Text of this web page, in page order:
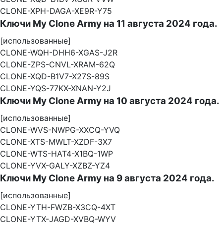
CLONE-XPH-DAGA-XE9R-Y75
Ключи My Clone Army на 11 августа 2024 года.
[использованные]
CLONE-WQH-DHH6-XGAS-J2R
CLONE-ZPS-CNVL-XRAM-62Q
CLONE-XQD-B1V7-X27S-89S
CLONE-YQS-77KX-XNAN-Y2J
Ключи My Clone Army на 10 августа 2024 года.
[использованные]
CLONE-WVS-NWPG-XXCQ-YVQ
CLONE-XTS-MWLT-XZDF-3X7
CLONE-WTS-HAT4-X1BQ-1WP
CLONE-YVX-GALY-XZBZ-YZ4
Ключи My Clone Army на 9 августа 2024 года.
[использованные]
CLONE-YTH-FWZB-X3CQ-4XT
CLONE-YTX-JAGD-XVBQ-WYV